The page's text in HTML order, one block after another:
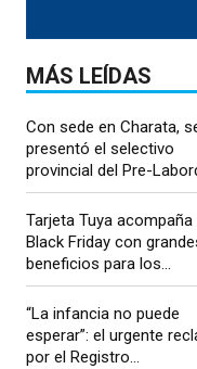
MÁS LEÍDAS
Con sede en Charata,
presentó el selectivo
provincial del Pre-
Tarjeta Tuya acompaña
Black Friday con
beneficios para los...
“La infancia no puede
esperar”: el urgente
por el Registro...